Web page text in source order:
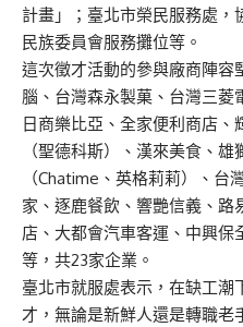
計畫」；臺北市榮民服務處
民族委員會服務攤位等。
這次徵才活動的參與廠商陣容
腦、台灣森永製菓、台灣三菱
日商樂比亞、全家便利商店
（聖德科斯）、漢來美食、
（Chatime、英格莉莉）、
家、逐鹿餐飲、響艷信義、
店、大都會汽車客運、中興保
等，共23家企業。
臺北市就服處表示，在缺工潮
才，無論是新鮮人還是轉職老